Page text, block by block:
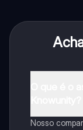
Nosso